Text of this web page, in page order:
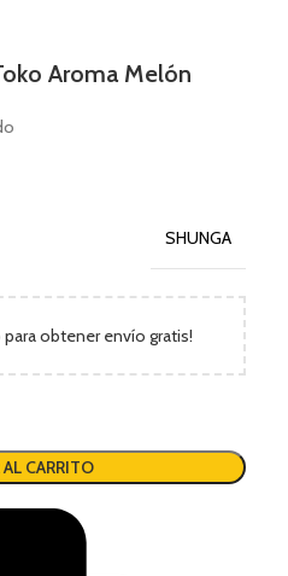
Aroma Melón
SHUNGA
para obtener envío gratis!
CARRITO